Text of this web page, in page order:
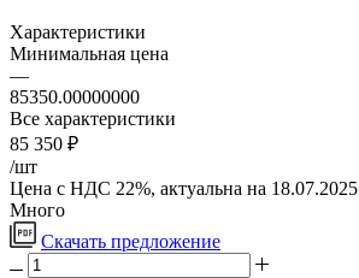
Характеристики
Минимальная цена
—
85350.00000000
Все характеристики
85 350 ₽
/шт
Цена с НДС 22%, актуальна на 18.07.2025
Много
Скачать предложение